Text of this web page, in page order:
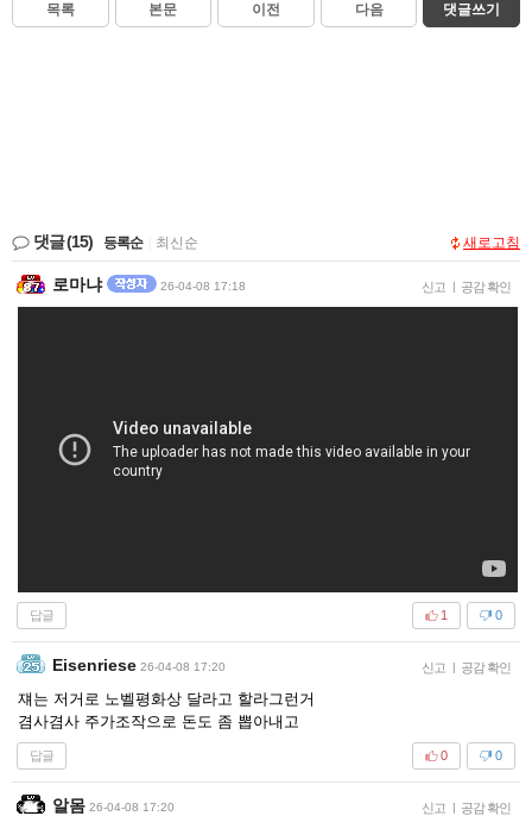
목록 본문 이전 다음 댓글쓰기
댓글(15) 등록순 최신순 새로고침
로마냐 26-04-08 17:18 신고 | 공감 확인
답글 0
1
Eisenriese 26-04-08 17:20 신고 | 공감 확인
쟤는 저거로 노벨평화상 달라고 할라그런거
겸사겸사 주가조작으로 돈도 좀 뽑아내고
답글 0
0
알몸 26-04-08 17:20 신고 | 공감 확인